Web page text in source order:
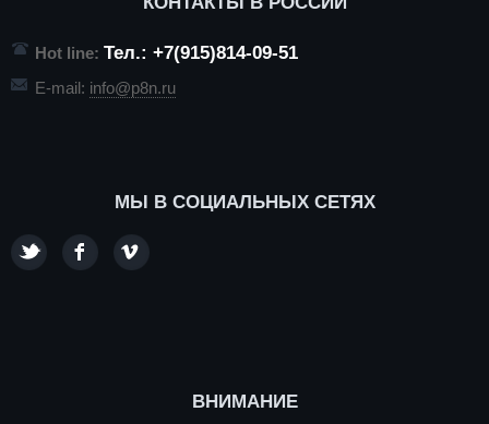
Hot line: Тел.: +7(915)814-09-51
E-mail: info@p8n.ru
МЫ В СОЦИАЛЬНЫХ СЕТЯХ
ВНИМАНИЕ